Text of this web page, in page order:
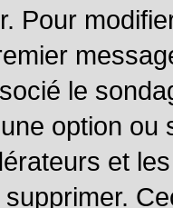
Pour
le
option ou
et